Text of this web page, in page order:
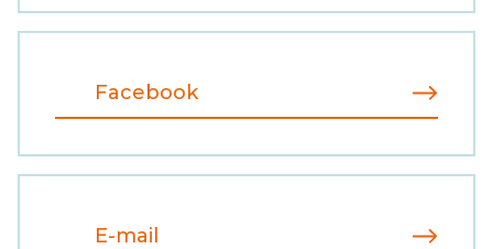
Facebook
E-mail